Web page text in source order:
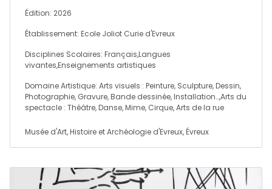
Édition: 2026
Établissement: Ecole Joliot Curie d'Evreux
Disciplines Scolaires: Français,Langues
vivantes,Enseignements artistiques
Domaine Artistique: Arts visuels : Peinture, Sculpture, Dessin,
Photographie, Gravure, Bande dessinée, Installation…,Arts du
spectacle : Théâtre, Danse, Mime, Cirque, Arts de la rue
Musée d'Art, Histoire et Archéologie d'Evreux, Évreux